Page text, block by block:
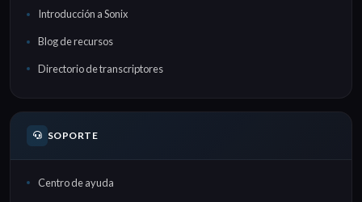
Introducción a Sonix
Blog de recursos
Directorio de transcriptores
SOPORTE
Centro de ayuda